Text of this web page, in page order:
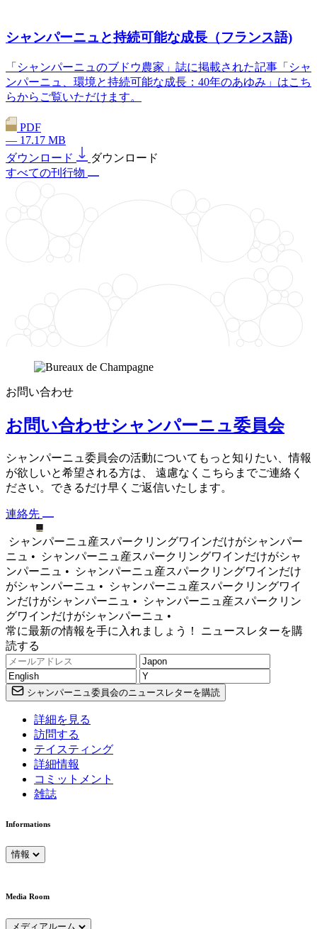
シャンパーニュと持続可能な成長（フランス語)
「シャンパーニュのブドウ農家」誌に掲載された記事「シャ
ンパーニュ、環境と持続可能な成長：40年のあゆみ」はこち
らからご覧いただけます。
PDF
— 17.17 MB
ダウンロード
ダウンロード
すべての刊行物
お問い合わせ
お問い合わせシャンパーニュ委員会
シャンパーニュ委員会の活動についてもっと知りたい、情報
が欲しいと希望される方は、 遠慮なくこちらまでご連絡く
ださい。できるだけ早くご返信いたします。
連絡先
シャンパーニュ産スパークリングワインだけがシャンパー
ニュ •
シャンパーニュ産スパークリングワインだけがシャ
ンパーニュ •
シャンパーニュ産スパークリングワインだけ
がシャンパーニュ •
シャンパーニュ産スパークリングワイ
ンだけがシャンパーニュ •
シャンパーニュ産スパークリン
グワインだけがシャンパーニュ •
常に最新の情報を手に入れましょう！ ニュースレターを購
読する
シャンパーニュ委員会のニュースレターを購読
詳細を見る
訪問する
テイスティング
詳細情報
コミットメント
雑誌
Informations
情報
Media Room
メディアルーム